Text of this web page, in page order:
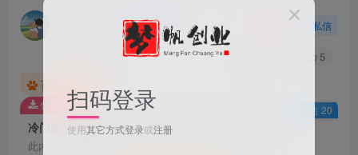
私信
5
百度已收录
冷门暴利的最新项目，养生花茶！七八月是红利期
此内容为付费资源，请付费后查看
付费资源 已售 20
扫码登录
使用其它方式登录或注册